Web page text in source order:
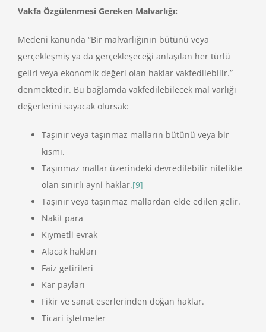
Vakfa Özgülenmesi Gereken Malvarlığı:
Medeni kanunda “Bir malvarlığının bütünü veya
gerçekleşmiş ya da gerçekleşeceği anlaşılan her türlü
geliri veya ekonomik değeri olan haklar vakfedilebilir.”
denmektedir. Bu bağlamda vakfedilebilecek mal varlığı
değerlerini sayacak olursak:
Taşınır veya taşınmaz malların bütünü veya bir
kısmı.
Taşınmaz mallar üzerindeki devredilebilir nitelikte
olan sınırlı ayni haklar.[9]
Taşınır veya taşınmaz mallardan elde edilen gelir.
Nakit para
Kıymetli evrak
Alacak hakları
Faiz getirileri
Kar payları
Fikir ve sanat eserlerinden doğan haklar.
Ticari işletmeler